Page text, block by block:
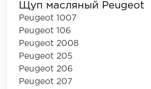
Щуп масляный Peugeot
Peugeot 1007
Peugeot 106
Peugeot 2008
Peugeot 205
Peugeot 206
Peugeot 207